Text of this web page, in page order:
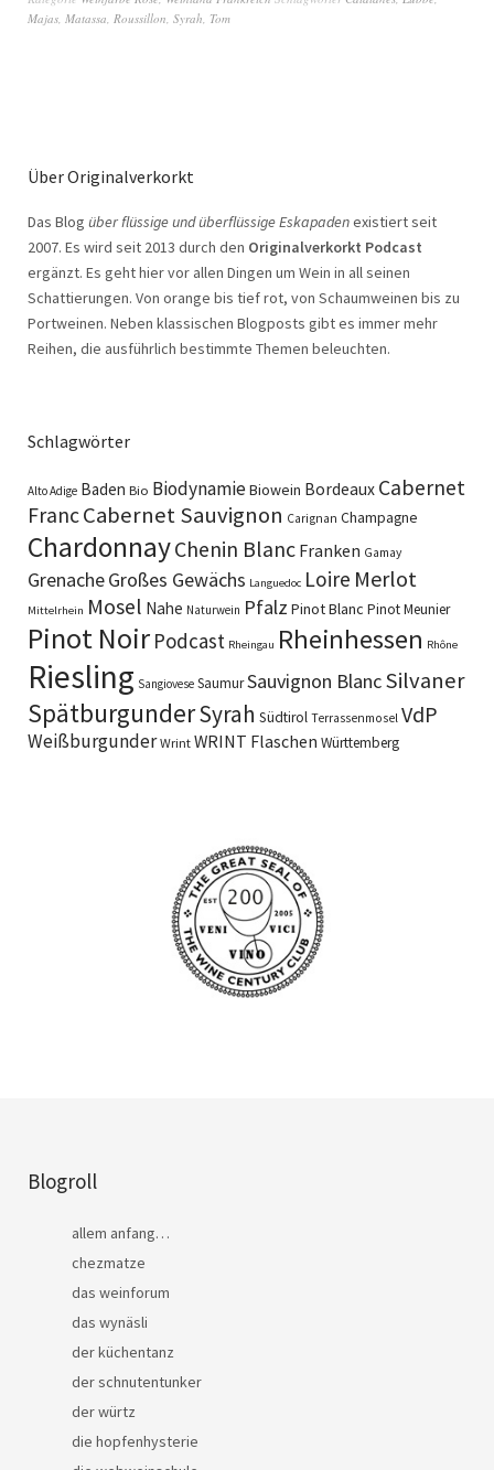
Majas Matassa Roussillon Syrah Tom
Über Originalverkorkt
Das Blog über flüssige und überflüssige Eskapadenexistiert seit
2007. Es wird seit 2013 durch den Originalverkorkt Podcast
ergänzt. Es geht hier vor allen Dingen um Wein in all seinen
Schattierungen. Von orange bis tief rot, von Schaumweinen bis zu
Portweinen. Neben klassischen Blogposts gibt es immer mehr
Reihen, die ausführlich bestimmte Themen beleuchten.
Schlagwörter
Alto Adige Baden Bio BiodynamieBiowein Bordeaux Cabernet
FrancCabernet Sauvignon Carignan Champagne
ChardonnayChenin Blanc Franken Gamay
GrenacheGroßes Gewächs Languedoc Loire Merlot
Mittelrhein Mosel Nahe Naturwein Pfalz Pinot Blanc Pinot Meunier
Pinot Noir Podcast Rheingau Rheinhessen Rhône
Riesling Sangiovese SaumurSauvignon BlancSilvaner
SpätburgunderSyrah Südtirol Terrassenmosel VdP
Weißburgunder Wrint WRINT Flaschen Württemberg
Blogroll
allem anfang…
chezmatze
das weinforum
das wynäsli
der küchentanz
der schnutentunker
der würtz
die hopfenhysterie